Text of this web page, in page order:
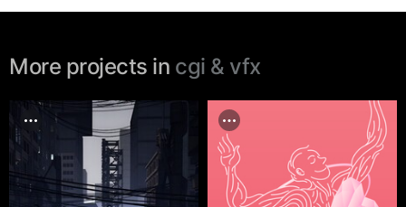
More projects in cgi & vfx